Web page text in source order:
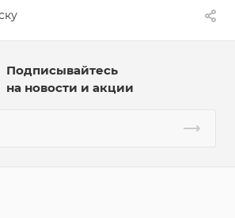
Подписывайтесь
на новости и акции